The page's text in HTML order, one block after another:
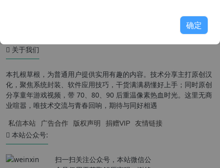
关于我们
本扎根草根，为普通用户提供实用有趣的内容。技术分享主打原创汉
化，聚焦系统封装、软件应用技巧，干货满满易懂好上手；同时原创
分享童年游戏视频，带 70、80、90 后重温像素热血时光。这里无商
业喧嚣，唯技术交流与青春回响，期待与同好相遇
私信本站 广告合作 版权声明 捐赠VIP 友情链接
本站公众号:
扫一扫关注公众号，本站微信公
确定